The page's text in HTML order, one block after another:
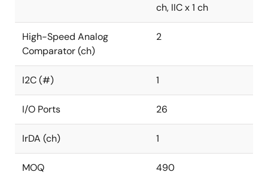
ch, IIC x 1 ch
High-Speed Analog
Comparator (ch)
2
I2C (#) 1
I/O Ports 26
IrDA (ch) 1
MOQ 490